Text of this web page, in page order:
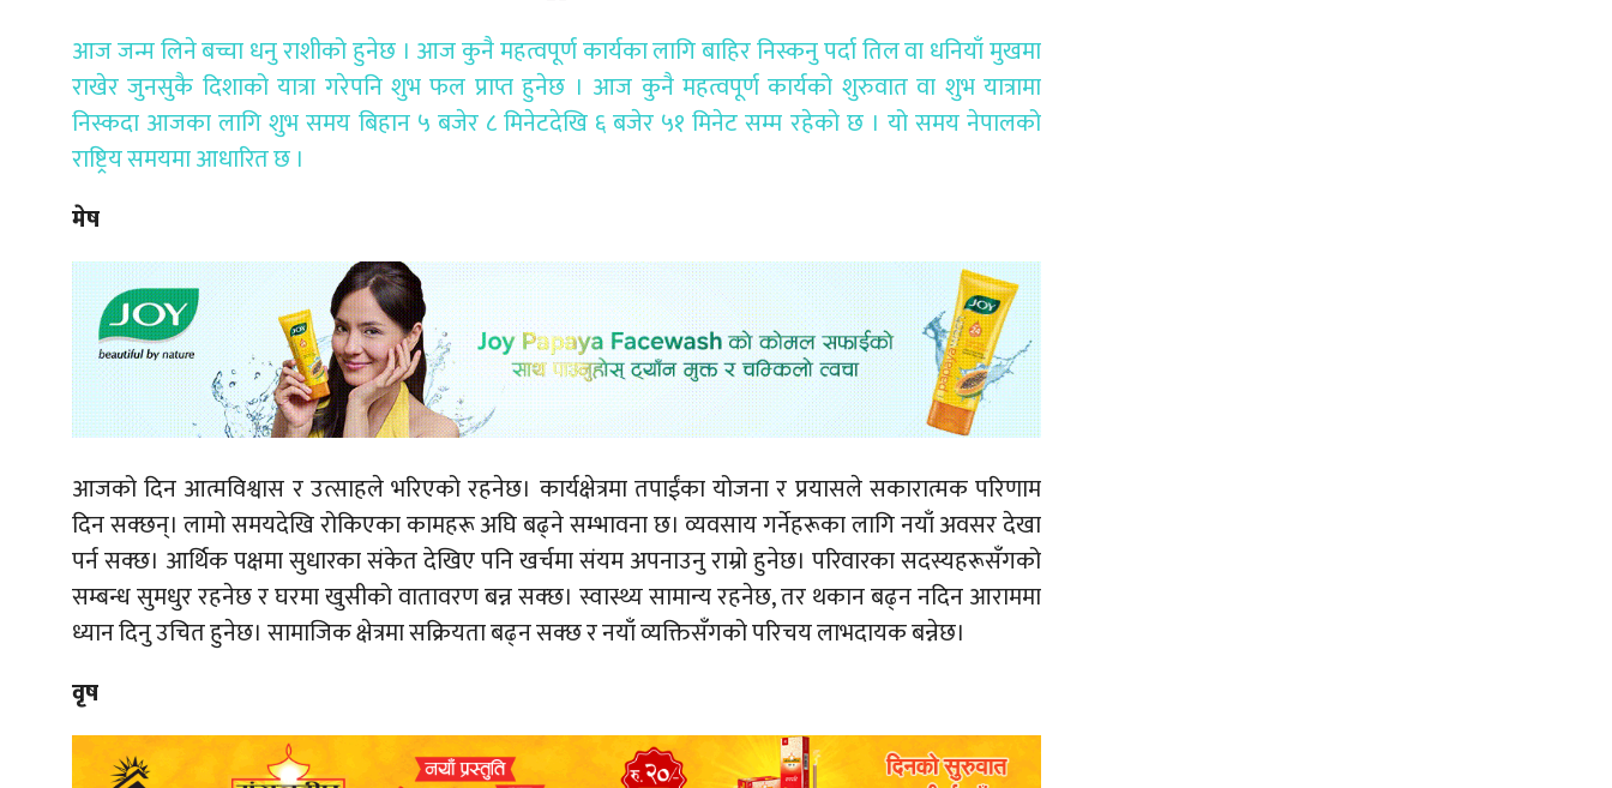
आज जन्म लिने बच्चा धनु राशीको हुनेछ । आज कुनै महत्वपूर्ण कार्यका लागि बाहिर निस्कनु पर्दा तिल वा धनियाँ मुखमा
राखेर जुनसुकै दिशाको यात्रा गरेपनि शुभ फल प्राप्त हुनेछ । आज कुनै महत्वपूर्ण कार्यको शुरुवात वा शुभ यात्रामा
निस्कदा आजका लागि शुभ समय बिहान ५ बजेर ८ मिनेटदेखि ६ बजेर ५१ मिनेट सम्म रहेको छ । यो समय नेपालको
राष्ट्रिय समयमा आधारित छ ।
मेष
आजको दिन आत्मविश्वास र उत्साहले भरिएको रहनेछ। कार्यक्षेत्रमा तपाईंका योजना र प्रयासले सकारात्मक परिणाम
दिन सक्छन्। लामो समयदेखि रोकिएका कामहरू अघि बढ्ने सम्भावना छ। व्यवसाय गर्नेहरूका लागि नयाँ अवसर देखा
पर्न सक्छ। आर्थिक पक्षमा सुधारका संकेत देखिए पनि खर्चमा संयम अपनाउनु राम्रो हुनेछ। परिवारका सदस्यहरूसँगको
सम्बन्ध सुमधुर रहनेछ र घरमा खुसीको वातावरण बन्न सक्छ। स्वास्थ्य सामान्य रहनेछ, तर थकान बढ्न नदिन आराममा
ध्यान दिनु उचित हुनेछ। सामाजिक क्षेत्रमा सक्रियता बढ्न सक्छ र नयाँ व्यक्तिसँगको परिचय लाभदायक बन्नेछ।
वृष